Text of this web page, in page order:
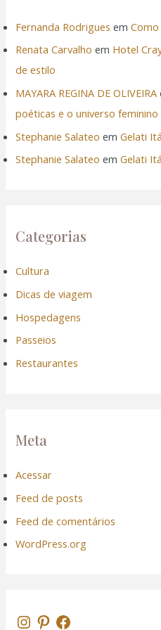
Fernanda Rodrigues em
Renata Carvalho em Hotel
de estilo
MAYARA REGINA DE OLIVEIRA
poéticas e o universo feminino
Stephanie Salateo emGelati
Stephanie Salateo emGelati
Categorias
Cultura
Dicas de viagem
Hospedagens
Passeios
Restaurantes
Meta
Acessar
Feed de posts
Feed de comentários
WordPress.org